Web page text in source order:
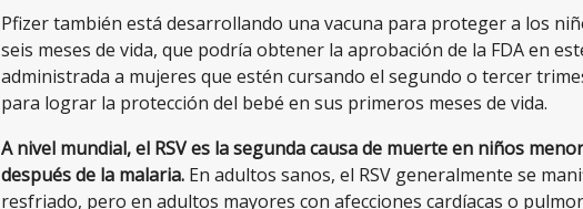
Pfizer también está desarrollando una vacuna para proteger a los
seis meses de vida, que podría obtener la aprobación de la FDA en
administrada a mujeres que estén cursando el segundo o tercer
para lograr la protección del bebé en sus primeros meses de vida.
A nivel mundial, el RSV es la segunda causa de muerte en niños
después de la malaria. En adultos sanos, el RSV generalmente se
resfriado, pero en adultos mayores con afecciones cardíacas o